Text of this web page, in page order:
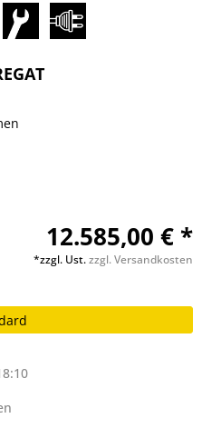
12.585,00 € *
*zzgl. Ust.zzgl. Versandkosten